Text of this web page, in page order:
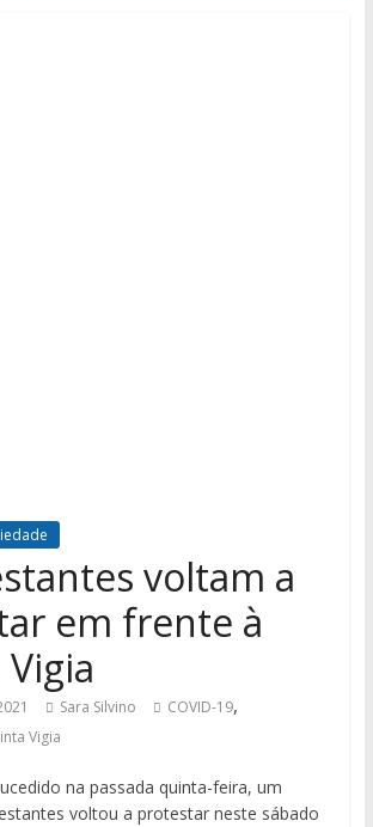
voltam a
em frente à
Sara Silvino COVID-19,
Vigia
na passada quinta-feira, um
voltou a protestar neste sábado